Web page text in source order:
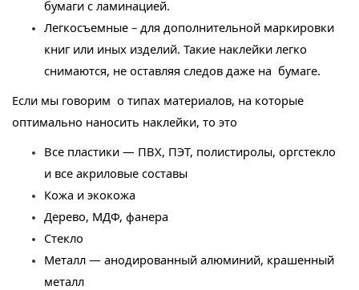
бумаги с ламинацией.
Легкосъемные – для дополнительной маркировки
книг или иных изделий. Такие наклейки легко
снимаются, не оставляя следов даже на бумаге.
Если мы говорим о типах материалов, на которые
оптимально наносить наклейки, то это
Все пластики — ПВХ, ПЭТ, полистиролы, оргстекло
и все акриловые составы
Кожа и экокожа
Дерево, МДФ, фанера
Стекло
Металл — анодированный алюминий, крашенный
металл